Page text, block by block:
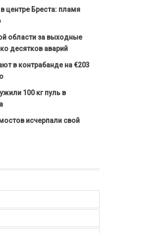
центре Бреста: пламя
области за выходные
десятков аварий
в контрабанде на €203
100 кг пуль в
исчерпали свой